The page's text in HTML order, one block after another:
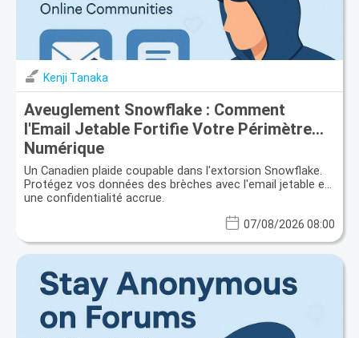
Kenji Tanaka
Aveuglement Snowflake : Comment
l'Email Jetable Fortifie Votre Périmètre
Numérique
Un Canadien plaide coupable dans l'extorsion Snowflake.
Protégez vos données des brèches avec l'email jetable et
une confidentialité accrue.
07/08/2026 08:00